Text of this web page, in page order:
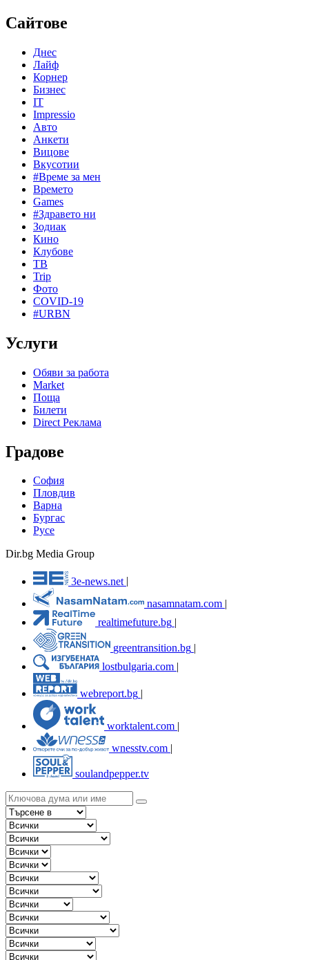
Сайтове
Днес
Лайф
Корнер
Бизнес
IT
Impressio
Авто
Анкети
Вицове
Вкусотии
#Време за мен
Времето
Games
#Здравето ни
Зодиак
Кино
Клубове
ТВ
Trip
Фото
COVID-19
#URBN
Услуги
Обяви за работа
Market
Поща
Билети
Direct Реклама
Градове
София
Пловдив
Варна
Бургас
Русе
Dir.bg Media Group
3e-news.net
nasamnatam.com |
realtimefuture.bg |
greentransition.bg |
lostbulgaria.com |
webreport.bg
worktalent.com |
wnesstv.com |
soulandpepper.tv